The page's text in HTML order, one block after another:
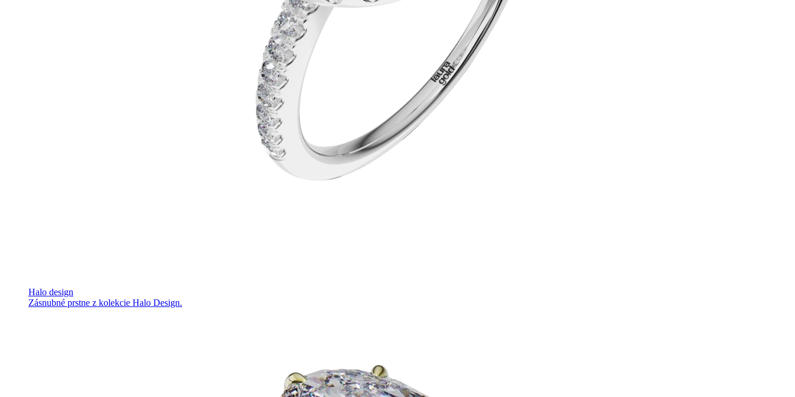
Halo design
Zásnubné prstne z kolekcie Halo Design.